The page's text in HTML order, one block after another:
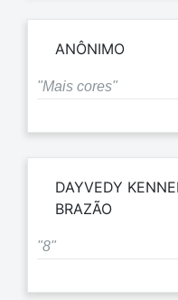
ANÔNIMO
"Mais cores"
DAYVEDY
BRAZÃO
"8"